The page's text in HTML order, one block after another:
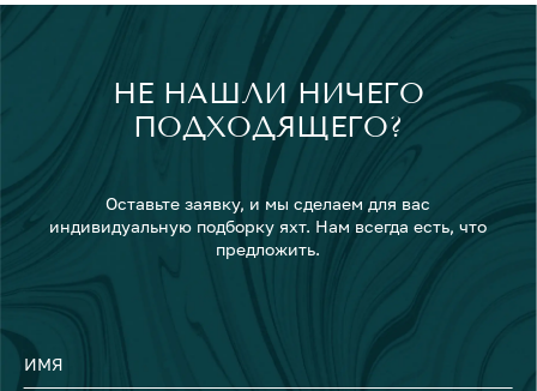
НЕ НАШЛИ НИЧЕГО
ПОДХОДЯЩЕГО?
Оставьте заявку, и мы сделаем для вас
индивидуальную подборку яхт. Нам всегда есть, что
предложить.
ИМЯ